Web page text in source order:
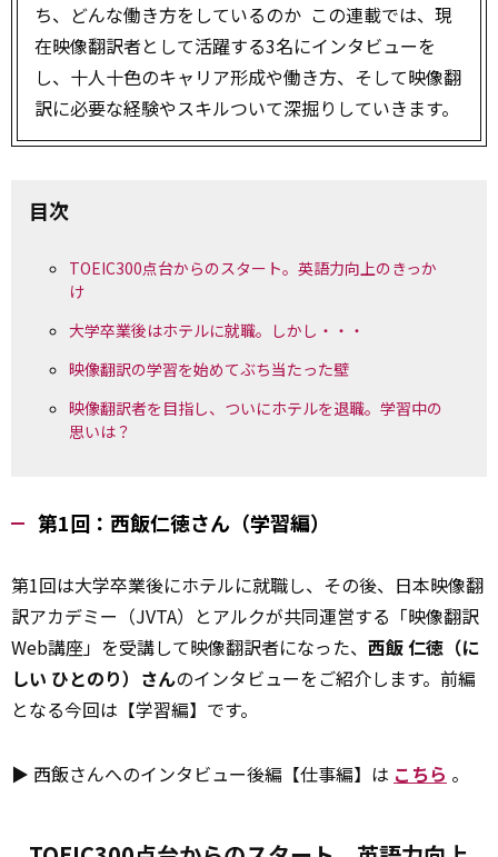
ち、どんな働き方をしているのか ―― この連載では、現
在映像翻訳者として活躍する3名にインタビューを
し、十人十色のキャリア形成や働き方、そして映像翻
訳に必要な経験やスキルついて深掘りしていきます。
目次
TOEIC300点台からのスタート。英語力向上のきっか
け
大学卒業後はホテルに就職。しかし・・・
映像翻訳の学習を始めてぶち当たった壁
映像翻訳者を目指し、ついにホテルを退職。学習中の
思いは？
第1回：西飯仁徳さん（学習編）
第1回は大学卒業後にホテルに就職し、その後、日本映像翻
訳アカデミー（JVTA）とアルクが共同運営する「映像翻訳
Web講座」を受講して映像翻訳者になった、 西飯 仁徳（に
しい ひとのり）さんのインタビューをご紹介します。前編
となる今回は【学習編】です。
▶ 西飯さんへのインタビュー後編【仕事編】は こちら 。